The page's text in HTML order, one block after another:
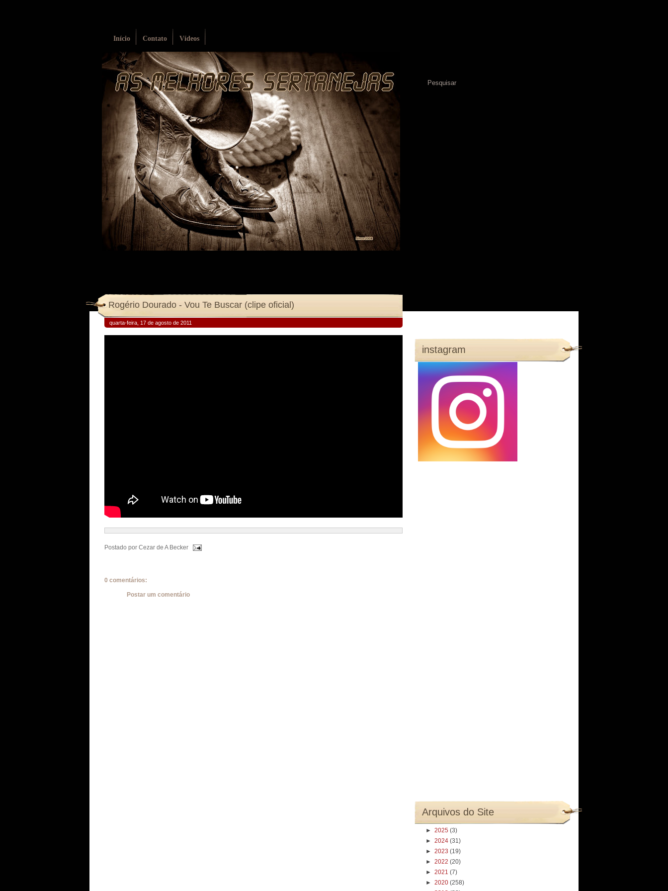
Início Contato Vídeos
Rogério Dourado - Vou Te Buscar (clipe oficial)
quarta-feira, 17 de agosto de 2011
Postado por Cezar de A Becker
0 comentários:
Postar um comentário
instagram
Arquivos do Site
► 2025 (3)
► 2024 (31)
► 2023 (19)
► 2022 (20)
► 2021 (7)
► 2020 (258)